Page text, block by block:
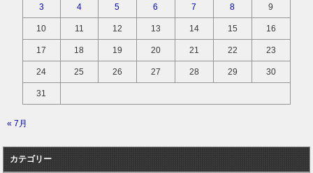
3 4 5 6 7 8 9
10 11 12 13 14 15 16
17 18 19 20 21 22 23
24 25 26 27 28 29 30
31
« 7月
カテゴリー